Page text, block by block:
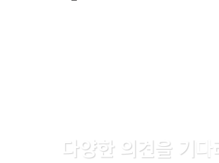
다양한 의견을 기